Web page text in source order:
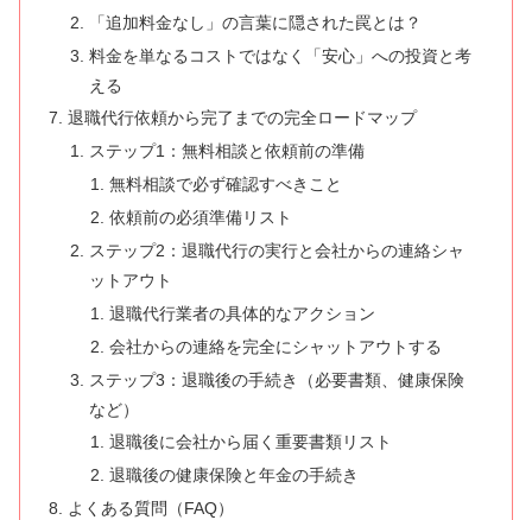
「追加料金なし」の言葉に隠された罠とは？
料金を単なるコストではなく「安心」への投資と考
える
退職代行依頼から完了までの完全ロードマップ
ステップ1：無料相談と依頼前の準備
無料相談で必ず確認すべきこと
依頼前の必須準備リスト
ステップ2：退職代行の実行と会社からの連絡シャ
ットアウト
退職代行業者の具体的なアクション
会社からの連絡を完全にシャットアウトする
ステップ3：退職後の手続き（必要書類、健康保険
など）
退職後に会社から届く重要書類リスト
退職後の健康保険と年金の手続き
よくある質問（FAQ）